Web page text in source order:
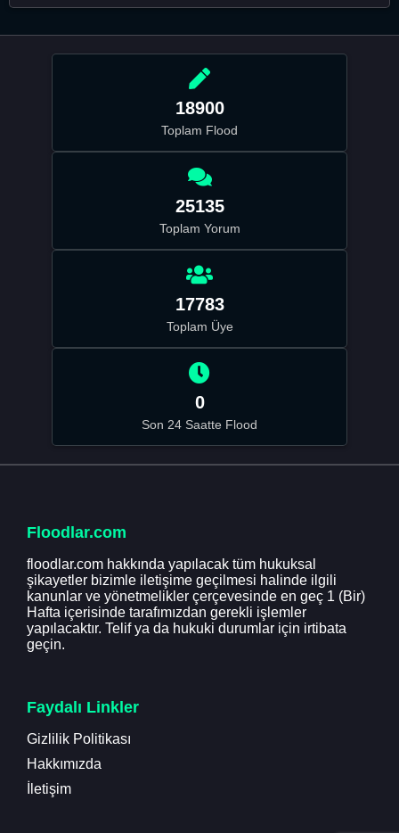
18900
Toplam Flood
25135
Toplam Yorum
17783
Toplam Üye
0
Son 24 Saatte Flood
Floodlar.com
floodlar.com hakkında yapılacak tüm hukuksal
şikayetler bizimle iletişime geçilmesi halinde ilgili
kanunlar ve yönetmelikler çerçevesinde en geç 1 (Bir)
Hafta içerisinde tarafımızdan gerekli işlemler
yapılacaktır. Telif ya da hukuki durumlar için irtibata
geçin.
Faydalı Linkler
Gizlilik Politikası
Hakkımızda
İletişim